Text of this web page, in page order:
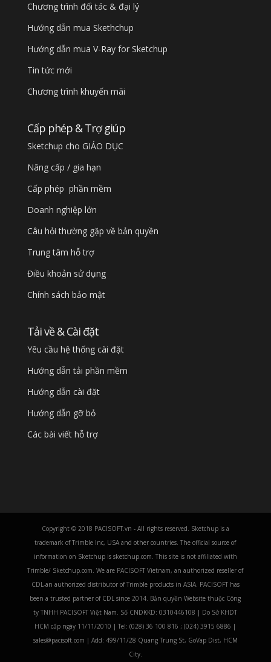
Chương trình đối tác & đại lý
Hướng dẫn mua Skethchup
Hướng dẫn mua V-Ray for Sketchup
Tin tức mới
Chương trình khuyến mãi
Cấp phép & Trợ giúp
Sketchup cho GIÁO DỤC
Nâng cấp / gia hạn
Cấp phép phần mềm
Doanh nghiệp lớn
Câu hỏi thường gặp về bản quyền
Trung tâm hỗ trợ
Điều khoản sử dụng
Chính sách bảo mật
Tải về & Cài đặt
Yêu cầu hệ thống cài đặt
Hướng dẫn tải phần mềm
Hướng dẫn cài đặt
Hướng dẫn gỡ bỏ
Các bài viết hỗ trợ
Copyright © 2018 PACISOFT.vn - All rights reserved. Sketchup is a
trademark of Trimble Inc, USA and other countries. The official source of
information on Sketchup is sketchup.com. This site is not affiliated with
Trimble/ Sketchup.com. We are PACISOFT Vietnam, an authorized reseller of
CDL-an authorized distributor of Trimble products in ASIA. PACISOFT has
been a trusted partner of CDL since 2014. Bản quyền Website thuộc Công
ty TNHH PACISOFT Việt Nam. Số CNDKKD: 0310446108 | Do Sở KHDT
HCM cấp ngày 11/11/2010 | Tel: (028) 36 100 816 ; (024) 3915 6886 |
sales@pacisoft.com | Add: 499/11/28 Quang Trung St, GoVap Dist, HCM
City.